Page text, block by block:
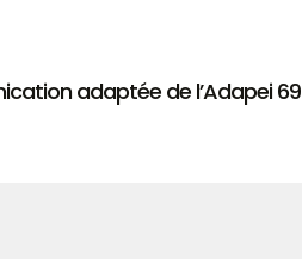
adaptée de l’Adapei 69